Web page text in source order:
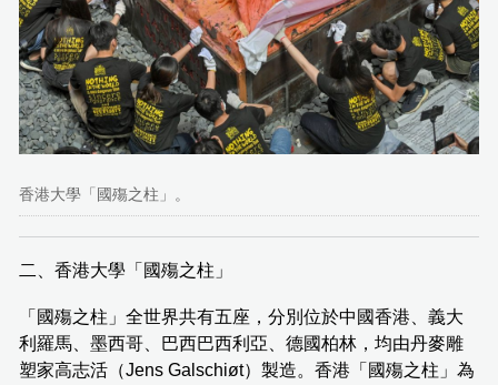
香港大學「國殤之柱」。
二、香港大學「國殤之柱」
「國殤之柱」全世界共有五座，分別位於中國香港、義大
利羅馬、墨西哥、巴西巴西利亞、德國柏林，均由丹麥雕
塑家高志活（Jens Galschiøt）製造。香港「國殤之柱」為